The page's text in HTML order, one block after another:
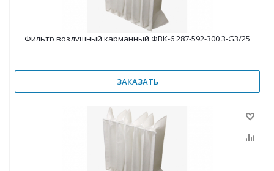
Фильтр воздушный карманный ФВК-6 287-592-300 3-G3/25
ЗАКАЗАТЬ